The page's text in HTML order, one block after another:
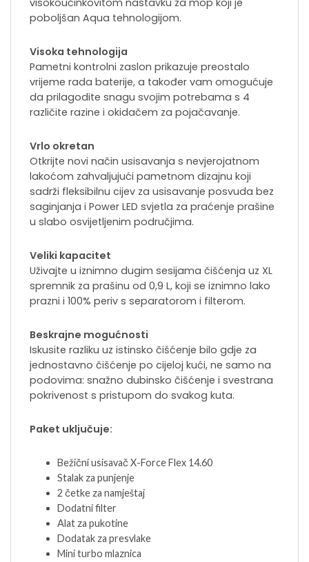
visokoučinkovitom nastavku za mop koji je
poboljšan Aqua tehnologijom.
Visoka tehnologija
Pametni kontrolni zaslon prikazuje preostalo
vrijeme rada baterije, a također vam omogućuje
da prilagodite snagu svojim potrebama s 4
različite razine i okidačem za pojačavanje.
Vrlo okretan
Otkrijte novi način usisavanja s nevjerojatnom
lakoćom zahvaljujući pametnom dizajnu koji
sadrži fleksibilnu cijev za usisavanje posvuda bez
saginjanja i Power LED svjetla za praćenje prašine
u slabo osvijetljenim područjima.
Veliki kapacitet
Uživajte u iznimno dugim sesijama čišćenja uz XL
spremnik za prašinu od 0,9 L, koji se iznimno lako
prazni i 100% periv s separatorom i filterom.
Beskrajne mogućnosti
Iskusite razliku uz istinsko čišćenje bilo gdje za
jednostavno čišćenje po cijeloj kući, ne samo na
podovima: snažno dubinsko čišćenje i svestrana
pokrivenost s pristupom do svakog kuta.
Paket uključuje:
Bežični usisavač X-Force Flex 14.60
Stalak za punjenje
2 četke za namještaj
Dodatni filter
Alat za pukotine
Dodatak za presvlake
Mini turbo mlaznica